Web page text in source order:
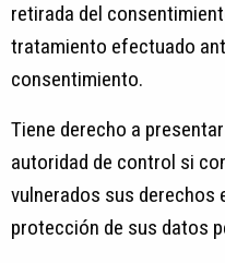
retirada del
tratamiento efectuado
consentimiento.
Tiene derecho a
autoridad de control si
vulnerados sus derechos
protección de sus datos